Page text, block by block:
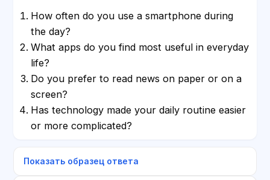
How often do you use a smartphone during
the day?
What apps do you find most useful in everyday
life?
Do you prefer to read news on paper or on a
screen?
Has technology made your daily routine easier
or more complicated?
Показать образец ответа